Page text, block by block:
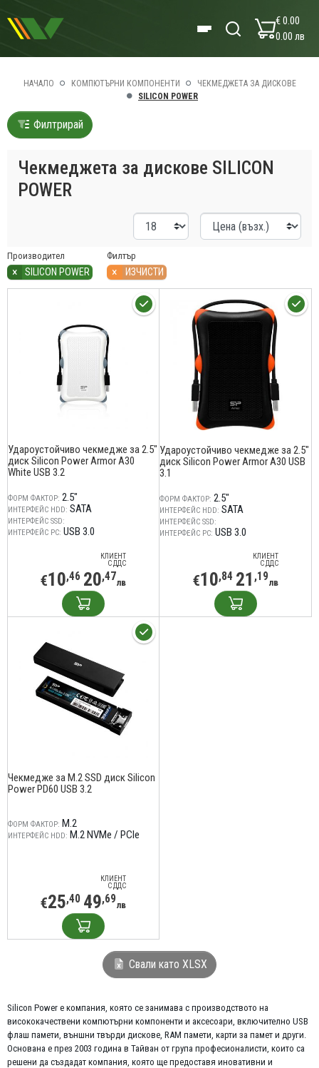
€ 0.00
0.00 лв
НАЧАЛО КОМПЮТЪРНИ КОМПОНЕНТИ
ЧЕКМЕДЖЕТА ЗА ДИСКОВЕ
SILICON POWER
Филтрирай
Чекмеджета за дискове SILICON
POWER
Производител
× SILICON POWER
Филтър
× ИЗЧИСТИ
Удароустойчиво чекмедже за 2.5"
диск Silicon Power Armor A30
White USB 3.2
ФОРМ ФАКТОР: 2.5"
ИНТЕРФЕЙС HDD: SATA
ИНТЕРФЕЙС SSD:
ИНТЕРФЕЙС PC: USB 3.0
КЛИЕНТ
С ДДС
€10,46 20,47лв
Удароустойчиво чекмедже за 2.5"
диск Silicon Power Armor A30 USB
3.1
ФОРМ ФАКТОР: 2.5"
ИНТЕРФЕЙС HDD: SATA
ИНТЕРФЕЙС SSD:
ИНТЕРФЕЙС PC: USB 3.0
КЛИЕНТ
С ДДС
€10,84 21 ,19лв
Чекмедже за M.2 SSD диск Silicon
Power PD60 USB 3.2
ФОРМ ФАКТОР: M.2
ИНТЕРФЕЙС HDD: M.2 NVMe / PCIe
КЛИЕНТ
С ДДС
€25,40 49,69лв
Свали като XLSX
Silicon Power е компания, която се занимава с производството на
висококачествени компютърни компоненти и аксесоари, включително USB
флаш памети, външни твърди дискове, RAM памети, карти за памет и други.
Основана е през 2003 година в Тайван от група професионалисти, които са
решени да създадат компания, която ще предоставя иновативни и